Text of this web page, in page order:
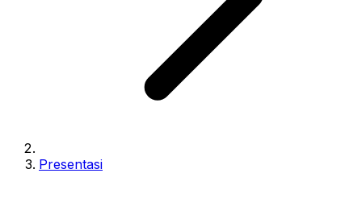
Presentasi